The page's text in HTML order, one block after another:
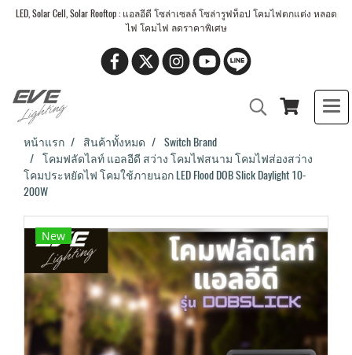
LED, Solar Cell, Solar Rooftop : แอลอีดี โซล่าเซลล์ โซล่ารูฟท็อป โคมไฟตกแต่ง หลอด
ไฟ โคมไฟ ลดราคาพิเศษ
หน้าแรก สินค้าทั้งหมด
Switch Brand
โคมฟลัดไลท์ แอลอีดี สว่าง โคมไฟสนาม โคมไฟส่องสว่าง
โคมประหยัดไฟ โคมใช้ภายนอก LED Flood DOB Slick Daylight 10-
200W
New